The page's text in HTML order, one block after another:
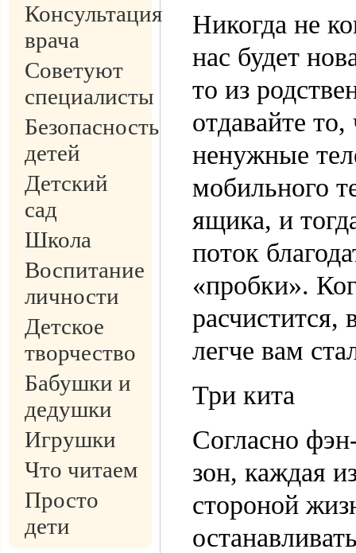
Консультация
врача
Советуют
специалисты
Безопасность
детей
Детский
сад
Школа
Воспитание
личности
Детское
творчество
Бабушки и
дедушки
Игрушки
Что читаем
Просто
дети
Никогда не
нас будет
то из
отдавайте
ненужные
мобильного
ящика, и
поток
«пробки».
расчистится,
легче вам
Три кита
Согласно
зон, каждая
стороной